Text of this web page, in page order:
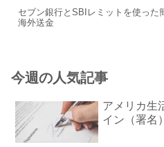
セブン銀行とSBIレミットを使った
海外送金
今週の人気記事
アメリカ生
イン（署名